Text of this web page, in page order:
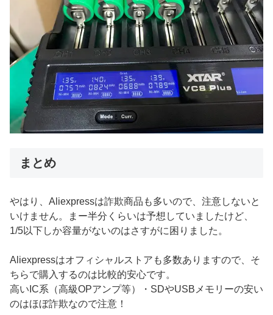
まとめ
やはり、Aliexpressは詐欺商品も多いので、注意しないと
いけません。まー半分くらいは予想していましたけど、
1/5以下しか容量がないのはさすがに困りました。
Aliexpressはオフィシャルストアも多数ありますので、そ
ちらで購入するのは比較的安心です。
高いIC系（高級OPアンプ等）・SDやUSBメモリーの安い
のはほぼ詐欺なので注意！